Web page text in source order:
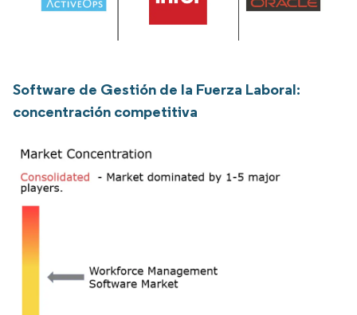
Software de Gestión de la Fuerza Laboral:
concentración competitiva